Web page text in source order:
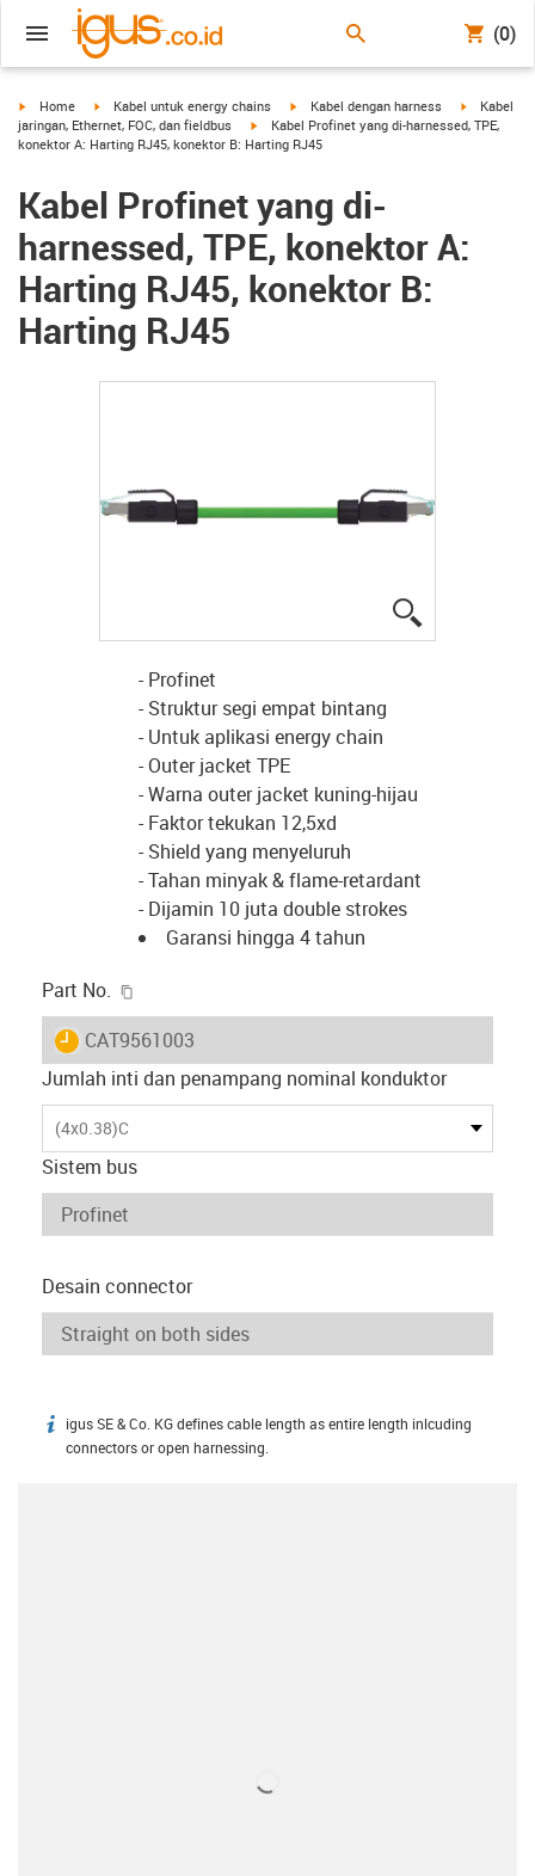
(0)
igus-icon-arrow-right
Home igus-icon-arrow-right
Kabel untuk energy chains igus-icon-arrow-right
Kabel dengan harness igus-icon-
Kabel
jaringan, Ethernet, FOC, dan fieldbus
igus-icon-arrow-right
Kabel Profinet yang di-harnessed, TPE,
konektor A: Harting RJ45, konektor B: Harting RJ45
Kabel Profinet yang di-
harnessed, TPE, konektor A:
Harting RJ45, konektor B:
Harting RJ45
- Profinet
- Struktur segi empat bintang
- Untuk aplikasi energy chain
- Outer jacket TPE
- Warna outer jacket kuning-hijau
- Faktor tekukan 12,5xd
- Shield yang menyeluruh
- Tahan minyak & flame-retardant
- Dijamin 10 juta double strokes
Garansi hingga 4 tahun
Part No.
igus-icon-lieferzeit
CAT9561003
Jumlah inti dan penampang nominal konduktor
(4x0.38)C
Sistem bus
Desain connector
igus-icon-info
igus SE & Co. KG defines cable length as entire length inlcuding
connectors or open harnessing.